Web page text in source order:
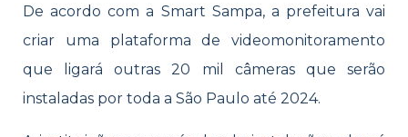
De acordo com a Smart Sampa, a prefeitura vai
criar uma plataforma de videomonitoramento
que ligará outras 20 mil câmeras que serão
instaladas por toda a São Paulo até 2024.